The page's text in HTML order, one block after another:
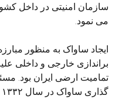
سازمان امنیتی در داخل
می نمود.
ایجاد ساواک به منظور مبارزه
براندازی خارجی و داخلی
تمامیت ارضی ایران بود.